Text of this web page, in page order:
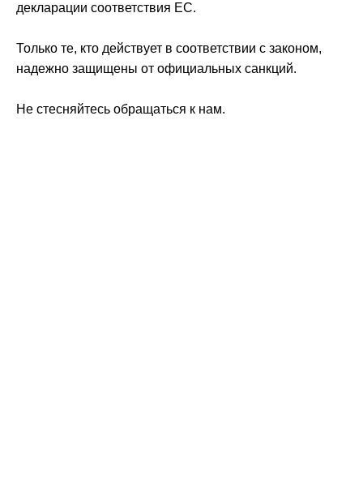
декларации соответствия ЕС.
Только те, кто действует в соответствии с законом,
надежно защищены от официальных санкций.
Не стесняйтесь обращаться к нам.